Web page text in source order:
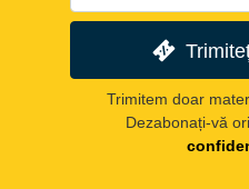
Trimitem doar
Dezabonați-vă